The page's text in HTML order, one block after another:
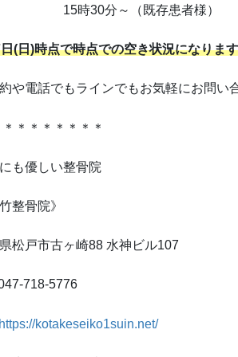
15時30分～（既存患者様）
(日)時点で時点での空き状況になりま
や電話でもラインでもお気軽にお問い
＊＊＊＊＊＊＊＊
も優しい整骨院
整骨院》
松戸市古ヶ崎88 水神ビル107
718-5776
https://kotakeseiko1suin.net/